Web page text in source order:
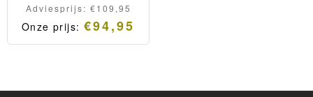
Adviesprijs: €109,95
Onze prijs: €94,95